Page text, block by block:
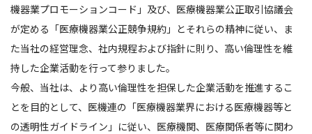
機器業プロモーションコード」及び、医療機器業公正取引協議会
が定める「医療機器業公正競争規約」とそれらの精神に従い、ま
た当社の経営理念、社内規程および指針に則り、高い倫理性を維
持した企業活動を行って参りました。
今般、当社は、より高い倫理性を担保した企業活動を推進するこ
とを目的として、医機連の「医療機器業界における医療機器等と
の透明性ガイドライン」に従い、医療機関、医療関係者等に関わ